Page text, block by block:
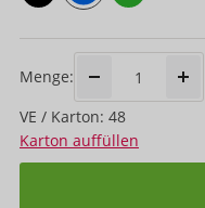
Menge:
VE / Karton: 48
Karton auffüllen